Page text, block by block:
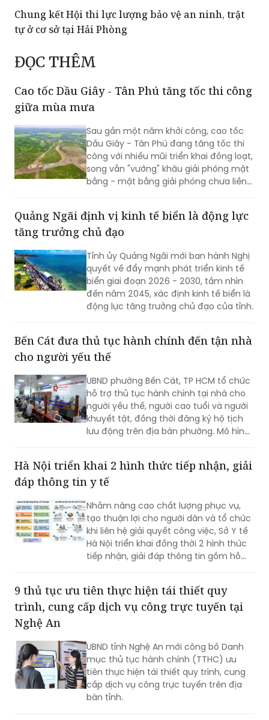
Chung kết Hội thi lực lượng bảo vệ an ninh, trật
tự ở cơ sở tại Hải Phòng
ĐỌC THÊM
Cao tốc Dầu Giây - Tân Phú tăng tốc thi công
giữa mùa mưa
Sau gần một năm khởi công, cao tốc
Dầu Giây - Tân Phú đang tăng tốc thi
công với nhiều mũi triển khai đồng loạt,
song vẫn "vướng" khâu giải phóng mặt
bằng - mặt bằng giải phóng chưa liền
Quảng Ngãi định vị kinh tế biển là động lực
tăng trưởng chủ đạo
Tỉnh ủy Quảng Ngãi mới ban hành Nghị
quyết về đẩy mạnh phát triển kinh tế
biển giai đoạn 2026 - 2030, tầm nhìn
đến năm 2045, xác định kinh tế biển là
động lực tăng trưởng chủ đạo của tỉnh.
Bến Cát đưa thủ tục hành chính đến tận nhà
cho người yếu thế
UBND phường Bến Cát, TP HCM tổ chức
hỗ trợ thủ tục hành chính tại nhà cho
người yếu thế, người cao tuổi và người
khuyết tật, đồng thời đăng ký hộ tịch
lưu động trên địa bàn phường. Mô hình
Hà Nội triển khai 2 hình thức tiếp nhận, giải
đáp thông tin y tế
Nhằm nâng cao chất lượng phục vụ,
tạo thuận lợi cho người dân và tổ chức
khi liên hệ giải quyết công việc, Sở Y tế
Hà Nội triển khai đồng thời 2 hình thức
tiếp nhận, giải đáp thông tin gồm hỗ
9 thủ tục ưu tiên thực hiện tái thiết quy
trình, cung cấp dịch vụ công trực tuyến tại
Nghệ An
UBND tỉnh Nghệ An mới công bố Danh
mục thủ tục hành chính (TTHC) ưu
tiên thực hiện tái thiết quy trình, cung
cấp dịch vụ công trực tuyến trên địa
bàn tỉnh.